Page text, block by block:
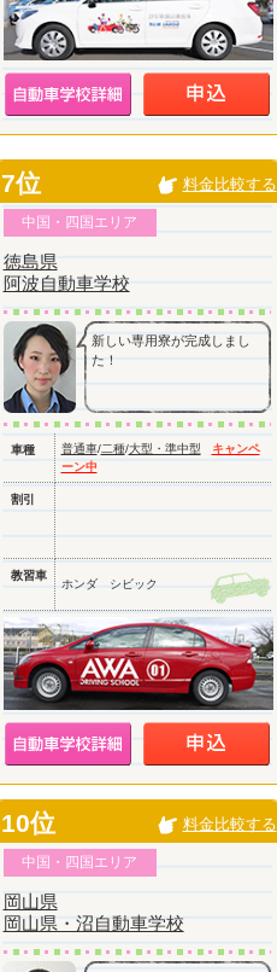
7位 料金比較する
中国・四国エリア
徳島県
阿波自動車学校
新しい専用寮が完成しまし
た！
車種 普通車/二種/大型・準中型
キャンペ
ーン中
割引
教習車
ホンダ シビック
10位 料金比較する
中国・四国エリア
岡山県
岡山県・沼自動車学校